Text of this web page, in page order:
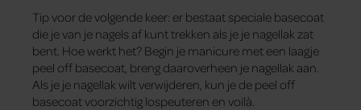
Tip voor de volgende keer: er bestaat speciale basecoat
die je van je nagels af kunt trekken als je je nagellak zat
bent. Hoe werkt het? Begin je manicure met een laagje
peel off basecoat, breng daaroverheen je nagellak aan.
Als je je nagellak wilt verwijderen, kun je de peel off
basecoat voorzichtig lospeuteren en voilà.